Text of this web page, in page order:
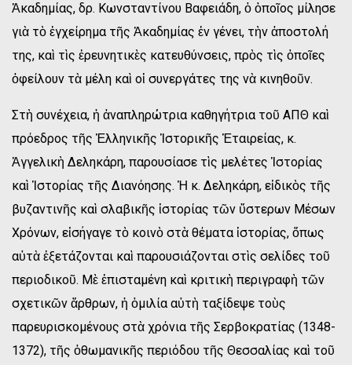
Ἀκαδημίας, δρ. Κωνσταντίνου Βαφειάδη, ὁ ὁποῖος μίλησε
γιὰ τὸ ἐγχείρημα τῆς Ἀκαδημίας ἐν γένει, τὴν ἀποστολή
της, καὶ τὶς ἐρευνητικὲς κατευθύνσεις, πρὸς τὶς ὁποῖες
ὀφείλουν τὰ μέλη καὶ οἱ συνεργάτες της νὰ κινηθοῦν.
Στὴ συνέχεια, ἡ ἀναπληρώτρια καθηγήτρια τοῦ ΑΠΘ καὶ
πρόεδρος τῆς Ἑλληνικῆς Ἱστορικῆς Ἑταιρείας, κ.
Ἀγγελικὴ Δεληκάρη, παρουσίασε τὶς μελέτες Ἱστορίας
καὶ Ἱστορίας τῆς Διανόησης. Ἡ κ. Δεληκάρη, εἰδικὸς τῆς
βυζαντινῆς καὶ σλαβικῆς ἱστορίας τῶν ὕστερων Μέσων
Χρόνων, εἰσήγαγε τὸ κοινὸ στὰ θέματα ἱστορίας, ὅπως
αὐτὰ ἐξετάζονται καὶ παρουσιάζονται στὶς σελίδες τοῦ
περιοδικοῦ. Μὲ ἐπισταμένη καὶ κριτικὴ περιγραφὴ τῶν
σχετικῶν ἄρθρων, ἡ ὁμιλία αὐτὴ ταξίδεψε τοὺς
παρευρισκομένους στὰ χρόνια τῆς Σερβοκρατίας (1348-
1372), τῆς ὀθωμανικῆς περιόδου τῆς Θεσσαλίας καὶ τοῦ